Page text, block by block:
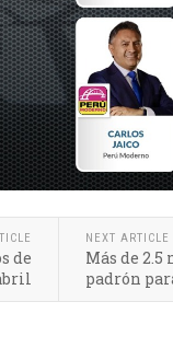
de
NEXT ARTICLE
Más de
padrón